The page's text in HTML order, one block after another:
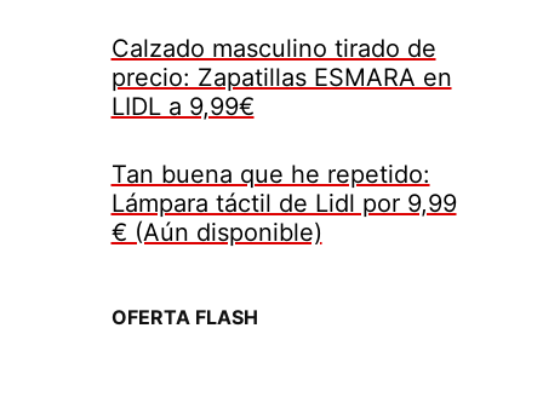
Calzado masculino tirado de
precio: Zapatillas ESMARA en
LIDL a 9,99€
Tan buena que he repetido:
Lámpara táctil de Lidl por 9,99
€ (Aún disponible)
OFERTA FLASH